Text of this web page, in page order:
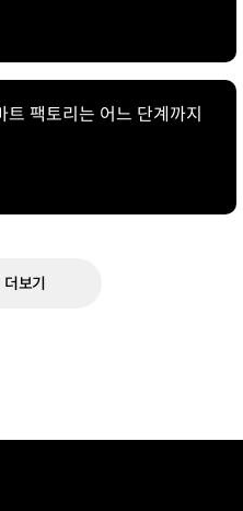
트 팩토리는 어느 단계까지
더보기